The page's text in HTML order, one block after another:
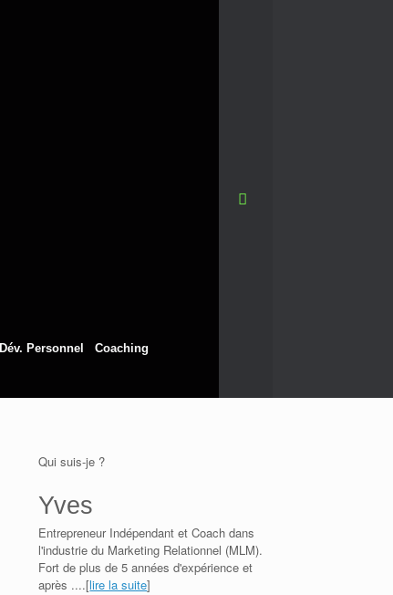
Dév. Personnel Coaching
Qui suis-je ?
Yves
Entrepreneur Indépendant et Coach dans
l'industrie du Marketing Relationnel (MLM).
Fort de plus de 5 années d'expérience et
après ....[lire la suite]